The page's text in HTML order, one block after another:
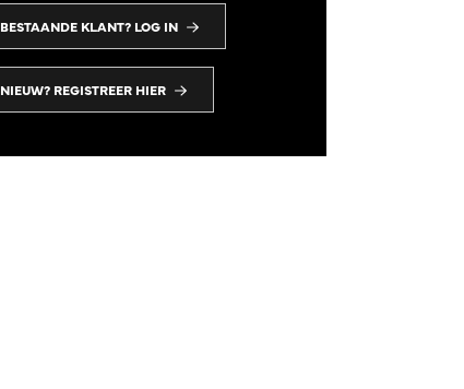
BESTAANDE KLANT? LOG IN
NIEUW? REGISTREER HIER